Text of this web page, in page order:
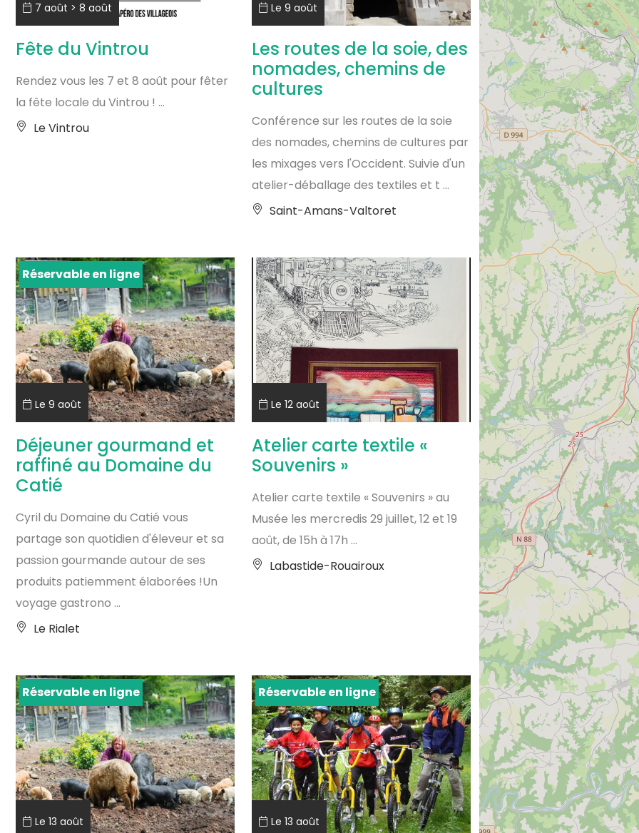
7 août > 8 août
Fête du Vintrou
Rendez vous les 7 et 8 août pour fêter
la fête locale du Vintrou ! ...
Le Vintrou
Le 9 août
Les routes de la soie, des
nomades, chemins de
cultures
Conférence sur les routes de la soie
des nomades, chemins de cultures par
les mixages vers l'Occident. Suivie d'un
atelier-déballage des textiles et t ...
Saint-Amans-Valtoret
Réservable en ligne
Le 9 août
Déjeuner gourmand et
raffiné au Domaine du
Catié
Cyril du Domaine du Catié vous
partage son quotidien d'éleveur et sa
passion gourmande autour de ses
produits patiemment élaborées !Un
voyage gastrono ...
Le Rialet
Le 12 août
Atelier carte textile «
Souvenirs »
Atelier carte textile « Souvenirs » au
Musée les mercredis 29 juillet, 12 et 19
août, de 15h à 17h ...
Labastide-Rouairoux
Réservable en ligne
Le 13 août
Réservable en ligne
Le 13 août